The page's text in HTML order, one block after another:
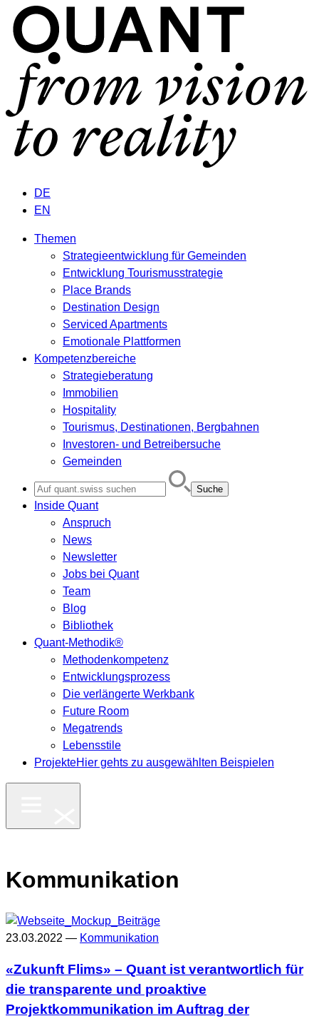
DE
EN
Themen
Strategieentwicklung für Gemeinden
Entwicklung Tourismusstrategie
Place Brands
Destination Design
Serviced Apartments
Emotionale Plattformen
Kompetenzbereiche
Strategieberatung
Immobilien
Hospitality
Tourismus, Destinationen, Bergbahnen
Investoren- und Betreibersuche
Gemeinden
for:
Inside Quant
Anspruch
News
Newsletter
Jobs bei Quant
Team
Blog
Bibliothek
Quant-Methodik®
Methodenkompetenz
Entwicklungsprozess
Die verlängerte Werkbank
Future Room
Megatrends
Lebensstile
ProjekteHier gehts zu ausgewählten Beispielen
Kommunikation
23.03.2022 — Kommunikation
«Zukunft Flims» – Quant ist verantwortlich für
die transparente und proaktive
Projektkommunikation im Auftrag der